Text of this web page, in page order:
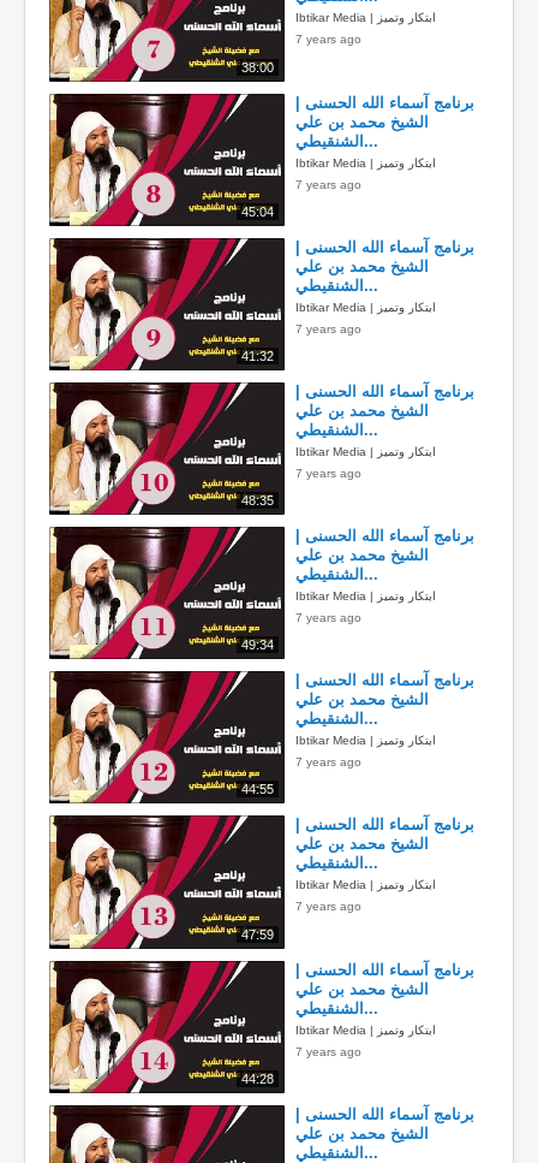
38:00
Ibtikar Media | ابتكار وتميز
7 years ago
45:04
برنامج آسماء الله الحسنى |
الشيخ محمد بن علي
الشنقيطي...
Ibtikar Media | ابتكار وتميز
7 years ago
41:32
برنامج آسماء الله الحسنى |
الشيخ محمد بن علي
الشنقيطي...
Ibtikar Media | ابتكار وتميز
7 years ago
48:35
برنامج آسماء الله الحسنى |
الشيخ محمد بن علي
الشنقيطي...
Ibtikar Media | ابتكار وتميز
7 years ago
49:34
برنامج آسماء الله الحسنى |
الشيخ محمد بن علي
الشنقيطي...
Ibtikar Media | ابتكار وتميز
7 years ago
44:55
برنامج آسماء الله الحسنى |
الشيخ محمد بن علي
الشنقيطي...
Ibtikar Media | ابتكار وتميز
7 years ago
47:59
برنامج آسماء الله الحسنى |
الشيخ محمد بن علي
الشنقيطي...
Ibtikar Media | ابتكار وتميز
7 years ago
44:28
برنامج آسماء الله الحسنى |
الشيخ محمد بن علي
الشنقيطي...
Ibtikar Media | ابتكار وتميز
7 years ago
برنامج آسماء الله الحسنى |
الشيخ محمد بن علي
الشنقيطي...